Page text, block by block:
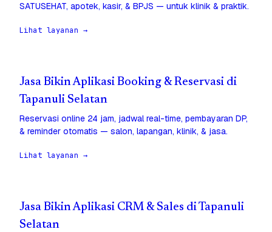
SATUSEHAT, apotek, kasir, & BPJS — untuk klinik & praktik.
Lihat layanan →
Jasa Bikin Aplikasi Booking & Reservasi di
Tapanuli Selatan
Reservasi online 24 jam, jadwal real-time, pembayaran DP,
& reminder otomatis — salon, lapangan, klinik, & jasa.
Lihat layanan →
Jasa Bikin Aplikasi CRM & Sales di Tapanuli
Selatan